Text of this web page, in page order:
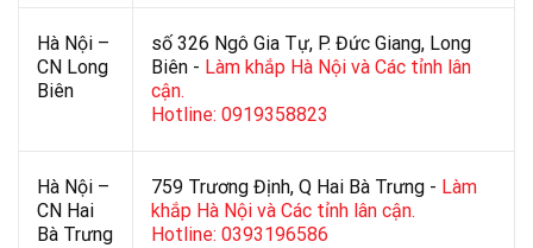
Hà Nội –
CN Long
Biên
số 326 Ngô Gia Tự, P. Đức Giang, Long
Biên - Làm khắp Hà Nội và Các tỉnh lân
cận.
Hotline: 0919358823
Hà Nội –
CN Hai
Bà Trưng
759 Trương Định, Q Hai Bà Trưng - Làm
khắp Hà Nội và Các tỉnh lân cận.
Hotline: 0393196586